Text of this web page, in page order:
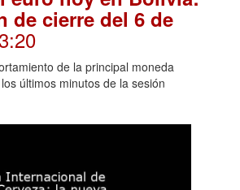
de cierre del 6 de
de la principal moneda
últimos minutos de la sesión